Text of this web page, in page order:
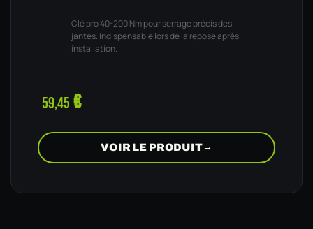
Clé pro 40-200 Nm pour serrage précis des
jantes. Indispensable lors de la repose après
installation.
59,45 €
VOIR LE PRODUIT→